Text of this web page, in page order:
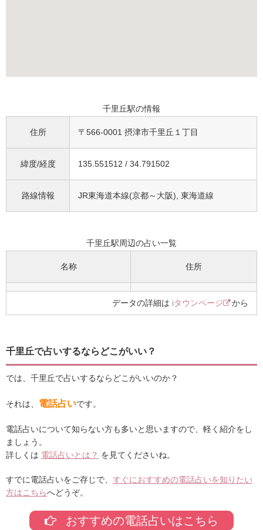
千里丘駅の情報
住所 〒566-0001 摂津市千里丘１丁目
緯度/経度 135.551512 / 34.791502
路線情報 JR東海道本線(京都～大阪), 東海道線
千里丘駅周辺の占い一覧
名称 住所
データの詳細は iタウンページ から
千里丘で占いするならどこがいい？
では、千里丘で占いするならどこがいいのか？
それは、 電話占いです。
電話占いについて知らない方も多いと思いますので、軽く紹介をし
ましょう。
詳しくは 電話占いとは？ を見てくださいね。
すでに電話占いをご存じで、 すぐにおすすめの電話占いを知りたい
方はこちらへどうぞ。
おすすめの電話占いはこちら